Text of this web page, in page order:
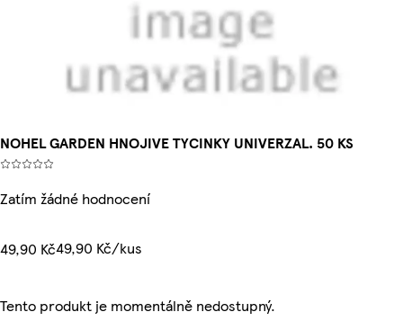
NOHEL GARDEN HNOJIVE TYCINKY UNIVERZAL. 50 KS
Zatím žádné hodnocení
49,90 Kč49,90 Kč/kus
Tento produkt je momentálně nedostupný.